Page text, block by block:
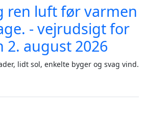
ren luft før varmen
- vejrudsigt for
2. august 2026
lidt sol, enkelte byger og svag vind.
og ren luft før varmen vender tilbage.